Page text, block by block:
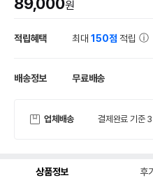
원
적립혜택 최대150점 적립
배송정보 무료배송
업체배송 결제완료 기준
상품정보 후기